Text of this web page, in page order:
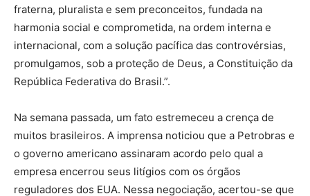
fraterna, pluralista e sem preconceitos, fundada na
harmonia social e comprometida, na ordem interna e
internacional, com a solução pacífica das controvérsias,
promulgamos, sob a proteção de Deus, a Constituição da
República Federativa do Brasil.”.
Na semana passada, um fato estremeceu a crença de
muitos brasileiros. A imprensa noticiou que a Petrobras e
o governo americano assinaram acordo pelo qual a
empresa encerrou seus litígios com os órgãos
reguladores dos EUA. Nessa negociação, acertou-se que